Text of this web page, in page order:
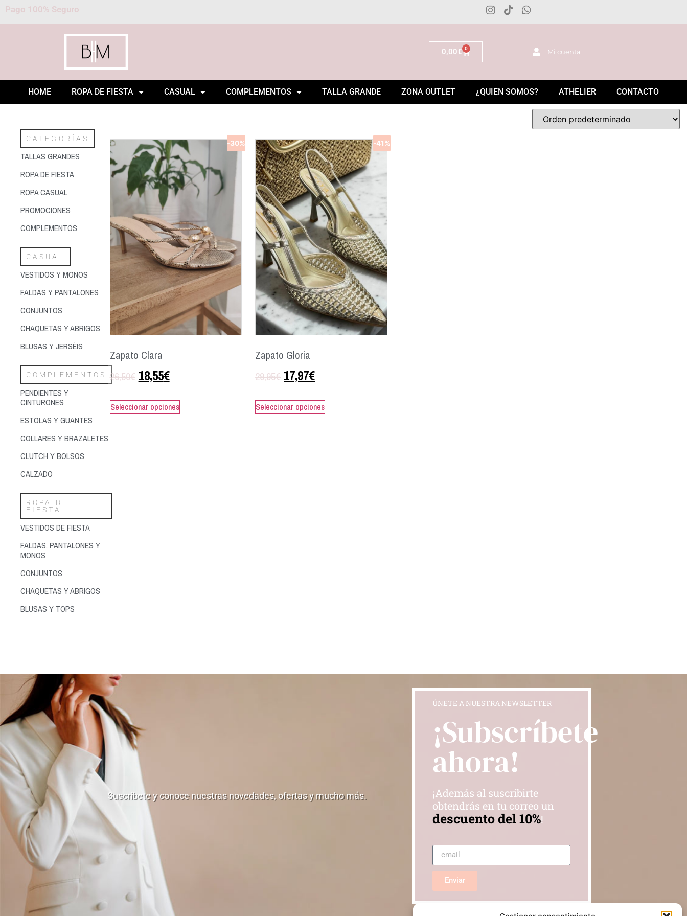
Pago 100% Seguro
0,00€ 0 Mi cuenta
HOME ROPA DE FIESTA CASUAL COMPLEMENTOS TALLA GRANDE ZONA OUTLET ¿QUIEN SOMOS? ATHELIER CONTACTO
CATEGORÍAS
TALLAS GRANDES
ROPA DE FIESTA
ROPA CASUAL
PROMOCIONES
COMPLEMENTOS
CASUAL
VESTIDOS Y MONOS
FALDAS Y PANTALONES
CONJUNTOS
CHAQUETAS Y ABRIGOS
BLUSAS Y JERSÉIS
COMPLEMENTOS
PENDIENTES Y
CINTURONES
ESTOLAS Y GUANTES
COLLARES Y BRAZALETES
CLUTCH Y BOLSOS
CALZADO
ROPA DE
FIESTA
VESTIDOS DE FIESTA
FALDAS, PANTALONES Y
MONOS
CONJUNTOS
CHAQUETAS Y ABRIGOS
BLUSAS Y TOPS
-30%
Zapato Clara
26,50€ 18,55€
Seleccionar opciones
-41%
Zapato Gloria
29,95€ 17,97€
Seleccionar opciones
Suscribete y conoce nuestras novedades, ofertas y mucho más.
ÚNETE A NUESTRA NEWSLETTER
¡Subscríbete
ahora!
¡Además al suscribirte
obtendrás en tu correo un
descuento del 10%!
Enviar